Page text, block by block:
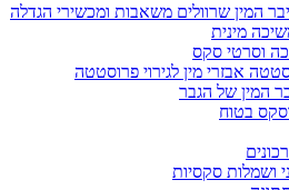
המין שרוולים משאבות ומכשירי הגדלה
מינית
וסרטי סקס
אבזרי מין לגירוי פרוסטטה
המין של הגבר
בטוח
ושמלות סקסיות